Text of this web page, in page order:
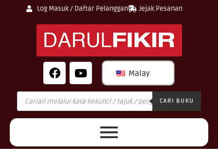
Log Masuk / Daftar Pelanggan Jejak Pesanan
Malay
CARI BUKU